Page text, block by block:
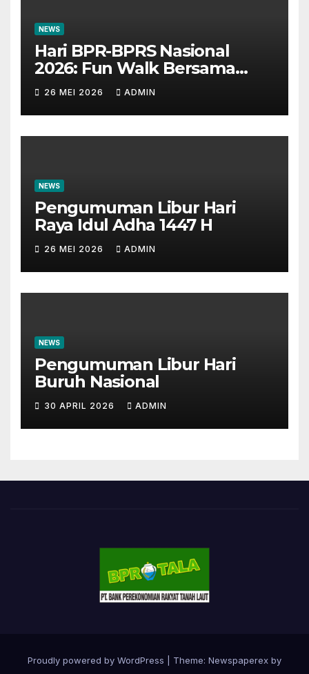
NEWS
Hari BPR-BPRS Nasional
2026: Fun Walk Bersama
Masyarakat dan Insan
Perbankan
26 MEI 2026 ADMIN
NEWS
Pengumuman Libur Hari
Raya Idul Adha 1447 H
26 MEI 2026 ADMIN
NEWS
Pengumuman Libur Hari
Buruh Nasional
30 APRIL 2026 ADMIN
Proudly powered by WordPress
Theme: Newspaperex by